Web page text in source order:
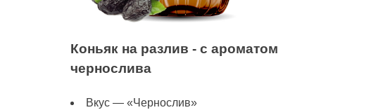
Коньяк на разлив - с ароматом
чернослива
Вкус — «Чернослив»